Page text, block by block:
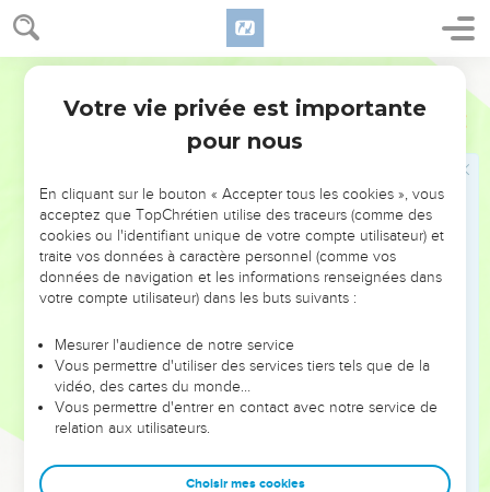
3
18 Là, les prisonniers aussi sont tranquilles, ils n’entendent
plus les cris du surveillant.
Entre petits et grands, aucune différence : ici, l’esclave est
délivré de son maître.
« Pourquoi donner la lumière du jour au malheureux ?
déçus ?
Ils attendent la mort, mais elle ne vient pas. Ils la
cherchent plus qu’un trésor.
Ils seraient fous de joie, et ils danseraient s’ils trouvaient
leurs tombes !
Je suis un homme qui ne sait où il va, et Dieu m’a enfermé
comme derrière une clôture.
Comme nourriture, je n’ai que mes soupirs, mes cris de
douleur jaillissent sans cesse.
tombe sur moi.
Votre vie privée est importante
pour nous
En cliquant sur le bouton « Accepter tous les cookies », vous
acceptez que TopChrétien utilise des traceurs (comme des
cookies ou l'identifiant unique de votre compte utilisateur) et
traite vos données à caractère personnel (comme vos
données de navigation et les informations renseignées dans
votre compte utilisateur) dans les buts suivants :
Mesurer l'audience de notre service
Vous permettre d'utiliser des services tiers tels que de la
vidéo, des cartes du monde…
Vous permettre d'entrer en contact avec notre service de
relation aux utilisateurs.
Choisir mes cookies